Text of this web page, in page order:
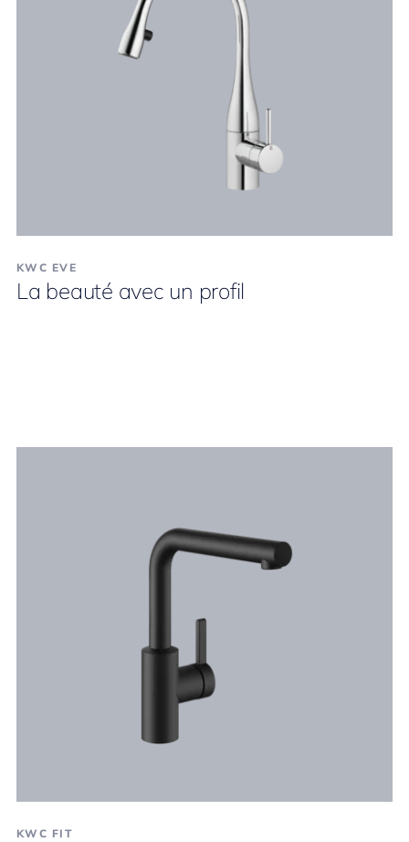
KWC EVE
La beauté avec un profil
KWC FIT